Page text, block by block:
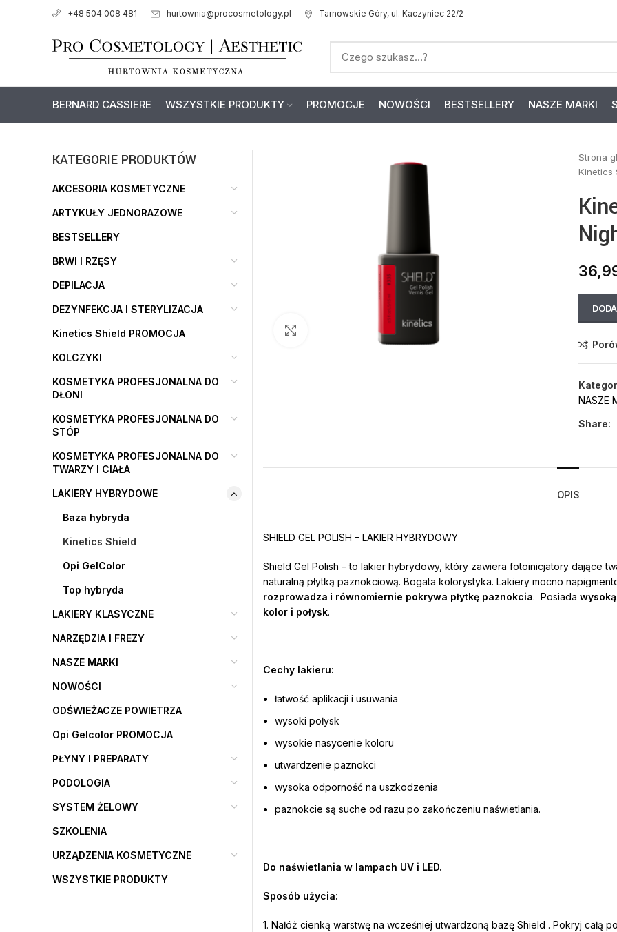
+48 504 008 481 hurtownia@procosmetology.pl Tarnowskie Góry, ul. Kaczyniec 22/2
BERNARD CASSIERE WSZYSTKIE PRODUKTY PROMOCJE NOWOŚCI BESTSELLERY NASZE MARKI
Strona
Kinetics
NASZE
Share:
OPIS
SHIELD GEL POLISH – LAKIER HYBRYDOWY
Shield Gel Polish – to lakier hybrydowy, który zawiera fotoinicjatory dające
naturalną płytką paznokciową. Bogata kolorystyka. Lakiery mocno
rozprowadza i równomiernie pokrywa płytkę paznokcia. Posiada
kolor i połysk.
Cechy lakieru:
łatwość aplikacji i usuwania
wysoki połysk
wysokie nasycenie koloru
utwardzenie paznokci
wysoka odporność na uszkodzenia
paznokcie są suche od razu po zakończeniu naświetlania.
Do naświetlania w lampach UV i LED.
Sposób użycia:
1. Nałóż cienką warstwę na wcześniej utwardzoną bazę Shield . Pokryj całą
KATEGORIE PRODUKTÓW
AKCESORIA KOSMETYCZNE
ARTYKUŁY JEDNORAZOWE
BESTSELLERY
BRWI I RZĘSY
DEPILACJA
DEZYNFEKCJA I STERYLIZACJA
Kinetics Shield PROMOCJA
KOLCZYKI
KOSMETYKA PROFESJONALNA DO
DŁONI
KOSMETYKA PROFESJONALNA DO
STÓP
KOSMETYKA PROFESJONALNA DO
TWARZY I CIAŁA
LAKIERY HYBRYDOWE
Baza hybryda
Kinetics Shield
Opi GelColor
Top hybryda
LAKIERY KLASYCZNE
NARZĘDZIA I FREZY
NASZE MARKI
NOWOŚCI
ODŚWIEŻACZE POWIETRZA
Opi Gelcolor PROMOCJA
PŁYNY I PREPARATY
PODOLOGIA
SYSTEM ŻELOWY
SZKOLENIA
URZĄDZENIA KOSMETYCZNE
WSZYSTKIE PRODUKTY